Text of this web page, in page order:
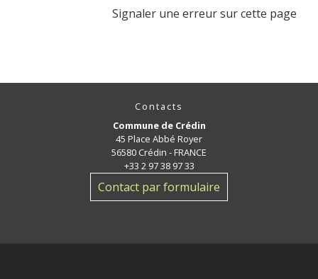
Signaler une erreur sur cette page
Contacts
Commune de Crédin
45 Place Abbé Royer
56580 Crédin - FRANCE
+33 2 97 38 97 33
Contact par formulaire